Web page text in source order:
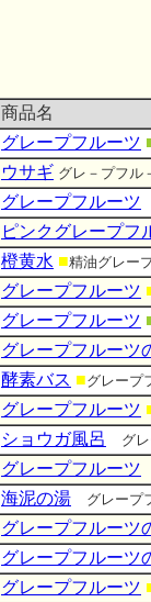
商品名
グレープフルーツ
ウサギ グレ－プフル
グレープフルーツ
ピンクグレープフ
橙黄水 ■精油グレー
グレープフルーツ
グレープフルーツ
グレープフルーツ
酵素バス ■グレープ
グレープフルーツ
ショウガ風呂 グ
グレープフルーツ
海泥の湯 グレープ
グレープフルーツ
グレープフルーツ
グレープフルーツ